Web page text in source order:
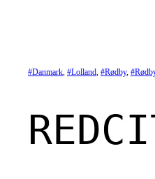
Danmark, Lolland, Rødby,